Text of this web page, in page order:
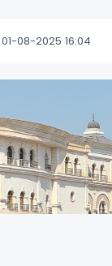
01-08-2025 16:04